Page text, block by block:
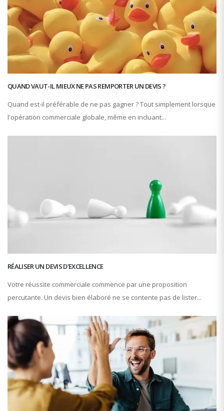
QUAND VAUT-IL MIEUX NE PAS REMPORTER UN DEVIS ?
Quand est-il préférable de ne pas gagner ? Tout simplement lorsque
l'opération commerciale globale, même en incluant...
RÉALISER UN DEVIS D'EXCELLENCE
Votre réussite commerciale commence par une proposition
percutante. Un devis bien élaboré ne se contente pas de lister...